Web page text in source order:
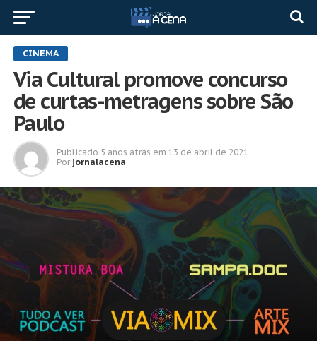
CINEMA
Via Cultural promove concurso
de curtas-metragens sobre São
Paulo
Publicado 5 anos atrás em 13 de abril de 2021
Por jornalacena